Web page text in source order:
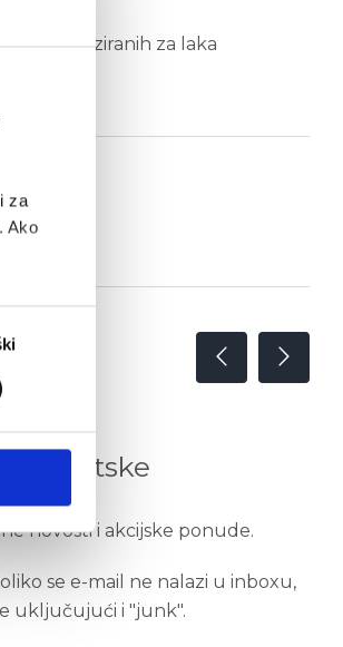
za
Ako
specijaliziranih za laka
Hrvatske
novosti i akcijske ponude.
se e-mail ne nalazi u inboxu,
uključujući i "junk".